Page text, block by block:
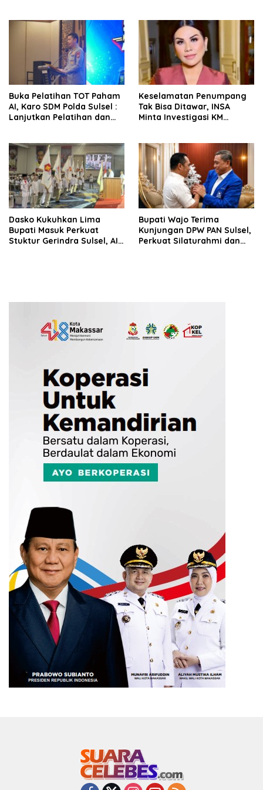
Buka Pelatihan TOT Paham
AI, Karo SDM Polda Sulsel :
Lanjutkan Pelatihan dan
Keselamatan Penumpang
Tak Bisa Ditawar, INSA
Minta Investigasi KM
Dasko Kukuhkan Lima
Bupati Masuk Perkuat
Stuktur Gerindra Sulsel, AIA
Bupati Wajo Terima
Kunjungan DPW PAN Sulsel,
Perkuat Silaturahmi dan